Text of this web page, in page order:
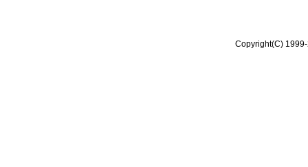
Copyright(C)